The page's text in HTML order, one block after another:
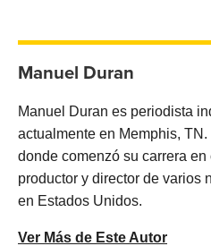
Manuel Duran
Manuel Duran es periodista
actualmente en Memphis,
donde comenzó su carrera
productor y director de varios
en Estados Unidos.
Ver Más de Este Autor